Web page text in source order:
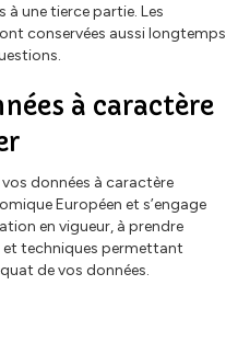
à une tierce partie. Les
conservées aussi longtemps
à caractère
données à caractère
Européen et s’engage
en vigueur, à prendre
et techniques permettant
de vos données.